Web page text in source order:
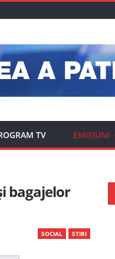
TV EMISIUNI
bagajelor
SOCIAL STIRI